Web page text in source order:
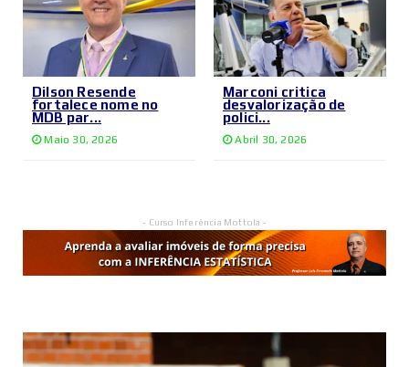
Dilson Resende
fortalece nome no
MDB par...
Maio 30, 2026
Marconi critica
desvalorização de
polici...
Abril 30, 2026
- Curso Inferência Mottola -